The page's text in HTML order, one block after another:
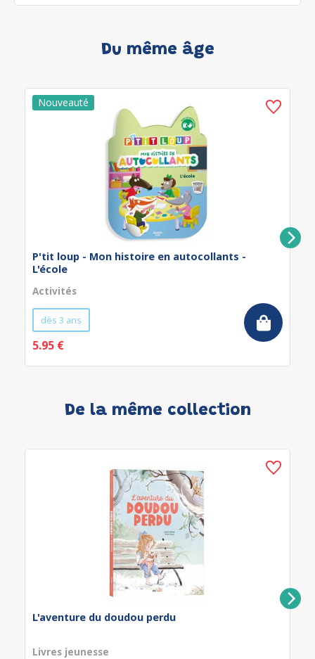
Du même âge
P'tit loup - Mon histoire en autocollants -
L'école
Activités
dès 3 ans
5.95 €
De la même collection
L'aventure du doudou perdu
Livres jeunesse